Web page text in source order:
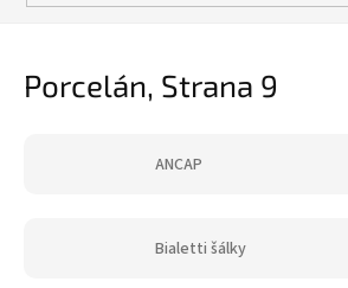
Porcelán, Strana 9
ANCAP
Bialetti šálky